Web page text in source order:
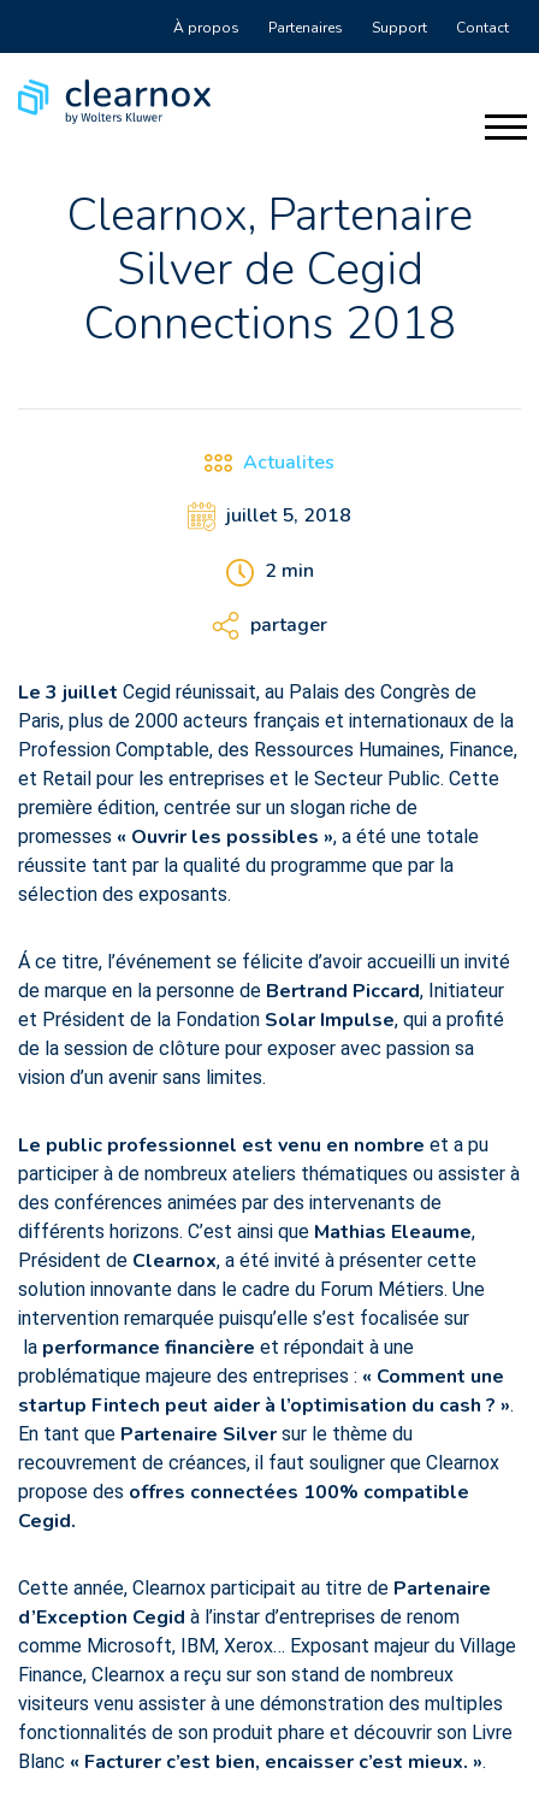
À propos Partenaires Support Contact
Clearnox, Partenaire
Silver de Cegid
Connections 2018
Actualites
juillet 5, 2018
2 min
partager
Le 3 juillet Cegid réunissait, au Palais des Congrès de
Paris, plus de 2000 acteurs français et internationaux de la
Profession Comptable, des Ressources Humaines, Finance,
et Retail pour les entreprises et le Secteur Public. Cette
première édition, centrée sur un slogan riche de
promesses « Ouvrir les possibles », a été une totale
réussite tant par la qualité du programme que par la
sélection des exposants.
Á ce titre, l’événement se félicite d’avoir accueilli un invité
de marque en la personne de Bertrand Piccard, Initiateur
et Président de la Fondation Solar Impulse, qui a profité
de la session de clôture pour exposer avec passion sa
vision d’un avenir sans limites.
Le public professionnel est venu en nombre et a pu
participer à de nombreux ateliers thématiques ou assister à
des conférences animées par des intervenants de
différents horizons. C’est ainsi que Mathias Eleaume,
Président de Clearnox, a été invité à présenter cette
solution innovante dans le cadre du Forum Métiers. Une
intervention remarquée puisqu’elle s’est focalisée sur
la performance financière et répondait à une
problématique majeure des entreprises : « Comment une
startup Fintech peut aider à l’optimisation du cash ? ».
En tant que Partenaire Silver sur le thème du
recouvrement de créances, il faut souligner que Clearnox
propose des offres connectées 100% compatible
Cegid.
Cette année, Clearnox participait au titre de Partenaire
d’Exception Cegid à l’instar d’entreprises de renom
comme Microsoft, IBM, Xerox… Exposant majeur du Village
Finance, Clearnox a reçu sur son stand de nombreux
visiteurs venu assister à une démonstration des multiples
fonctionnalités de son produit phare et découvrir son Livre
Blanc « Facturer c’est bien, encaisser c’est mieux. ».